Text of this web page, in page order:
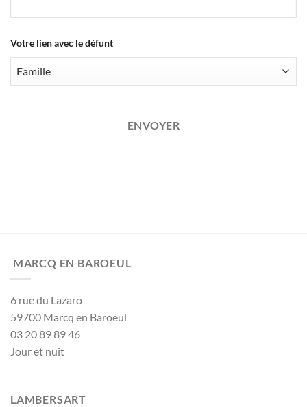
Votre lien avec le défunt
ENVOYER
MARCQ EN BAROEUL
6 rue du Lazaro
59700 Marcq en Baroeul
03 20 89 89 46
Jour et nuit
LAMBERSART